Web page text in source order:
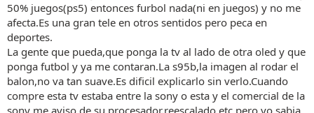
50% juegos(ps5) entonces furbol nada(ni en juegos) y no me
afecta.Es una gran tele en otros sentidos pero peca en
deportes.
La gente que pueda,que ponga la tv al lado de otra oled y que
ponga futbol y ya me contaran.La s95b,la imagen al rodar el
balon,no va tan suave.Es dificil explicarlo sin verlo.Cuando
compre esta tv estaba entre la sony o esta y el comercial de la
sony me aviso de su procesador,reescalado etc pero yo sabia